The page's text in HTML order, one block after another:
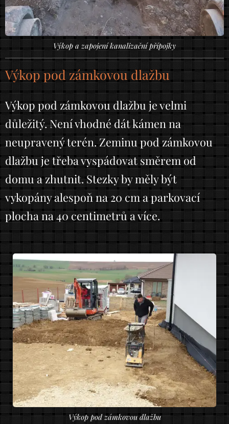
Výkop a zapojení kanalizační přípojky
Výkop pod zámkovou dlažbu
Výkop pod zámkovou dlažbu je velmi
důležitý. Není vhodné dát kámen na
neupravený terén. Zeminu pod zámkovou
dlažbu je třeba vyspádovat směrem od
domu a zhutnit. Stezky by měly být
vykopány alespoň na 20 cm a parkovací
plocha na 40 centimetrů a více.
Výkop pod zámkovou dlažbu